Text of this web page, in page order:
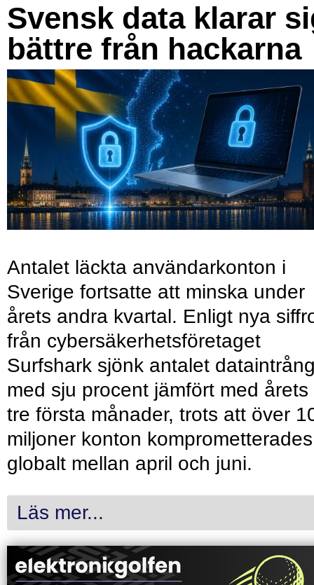
Svensk data klarar
bättre från hackarna
Antalet läckta användarkonton i
Sverige fortsatte att minska under
årets andra kvartal. Enligt nya
från cybersäkerhetsföretaget
Surfshark sjönk antalet
med sju procent jämfört med årets
tre första månader, trots att över
miljoner konton komprometterades
globalt mellan april och juni.
Läs mer...